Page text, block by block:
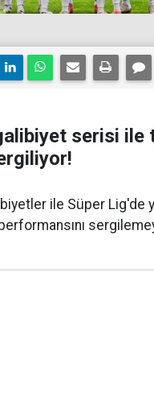
serisi ile
ile Süper Lig'de